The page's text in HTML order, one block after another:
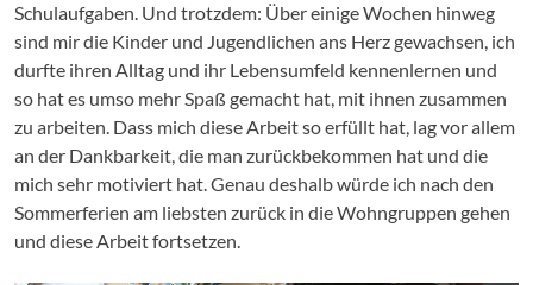
Schulaufgaben. Und trotzdem: Über einige Wochen hinweg
sind mir die Kinder und Jugendlichen ans Herz gewachsen, ich
durfte ihren Alltag und ihr Lebensumfeld kennenlernen und
so hat es umso mehr Spaß gemacht hat, mit ihnen zusammen
zu arbeiten. Dass mich diese Arbeit so erfüllt hat, lag vor allem
an der Dankbarkeit, die man zurückbekommen hat und die
mich sehr motiviert hat. Genau deshalb würde ich nach den
Sommerferien am liebsten zurück in die Wohngruppen gehen
und diese Arbeit fortsetzen.